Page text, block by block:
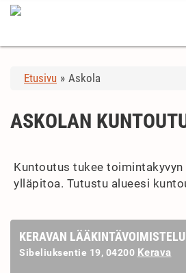
Etusivu » Askola
ASKOLAN
Kuntoutus tukee
ylläpitoa. Tutustu alueesi
KERAVAN LÄÄKINTÄVOIMISTELU
Sibeliuksentie 19, 04200 Kerava